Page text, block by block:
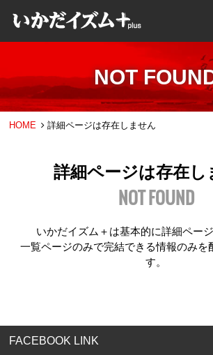
NOT
HOME 詳細ページは存在しません
詳細ページは存在し
NOT FOUND
いかだイズム＋は基本的に詳細ページ
一覧ページのみで完結できる情報のみを
す。
FACEBOOK LINK